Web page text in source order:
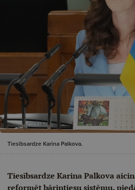
Tiesībsardze Karina Palkova.
Tiesībsardze Karina Palkova
reformēt bāriņtiesu sistēmu,